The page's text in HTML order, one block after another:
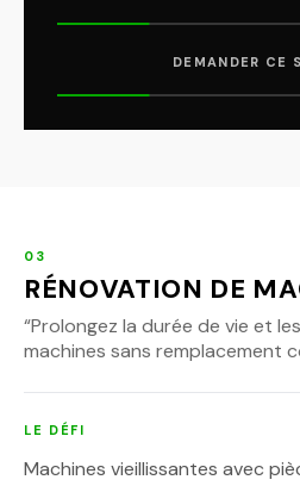
DEMANDER CE
03
RÉNOVATION DE
“Prolongez la durée de vie et
machines sans remplacement
LE DÉFI
Machines vieillissantes avec